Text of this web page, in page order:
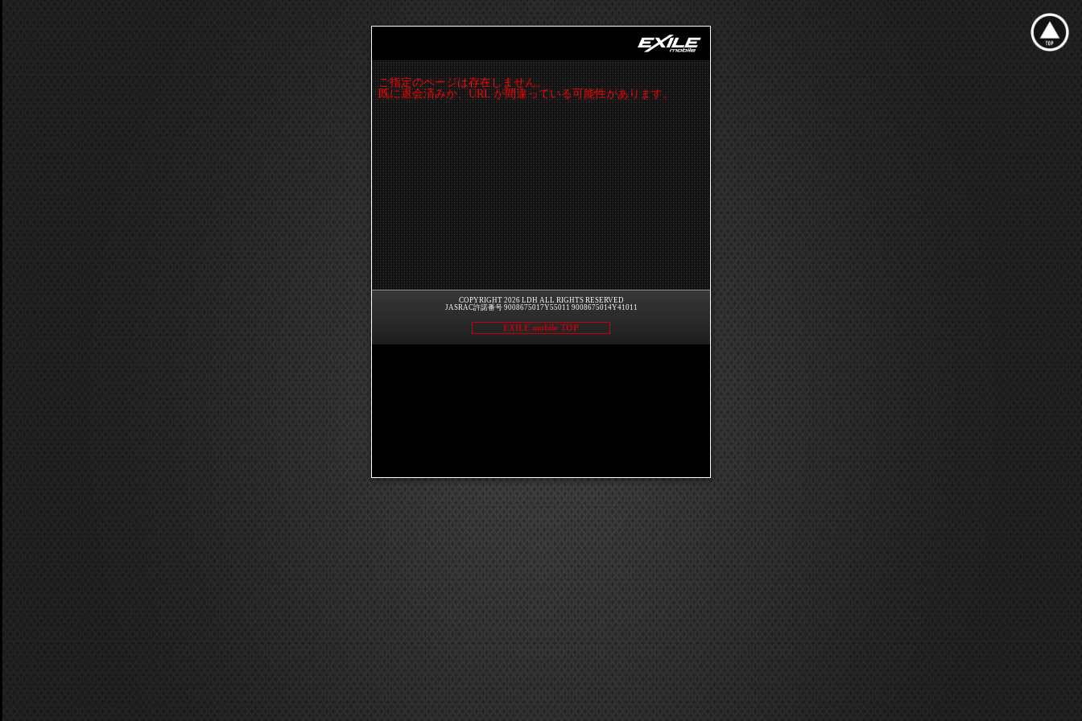
ご指定のページは存在しません。
既に退会済みか、URL が間違っている可能性があります。
COPYRIGHT 2026 LDH ALL RIGHTS RESERVED
JASRAC許諾番号 9008675017Y55011 9008675014Y41011
EXILE mobile TOP